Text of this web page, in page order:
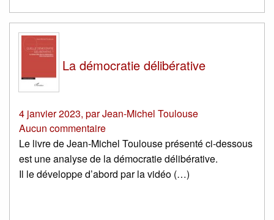
La démocratie délibérative
4 janvier 2023, parJean-Michel Toulouse
Aucun commentaire
Le livre de Jean-Michel Toulouse présenté ci-dessous
est une analyse de la démocratie délibérative.
Il le développe d’abord par la vidéo (…)